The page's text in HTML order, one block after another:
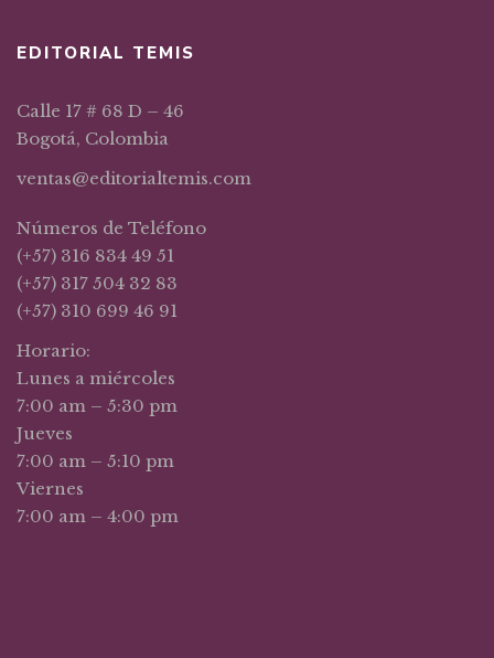
EDITORIAL TEMIS
Calle 17 # 68 D – 46
Bogotá, Colombia
ventas@editorialtemis.com
Números de Teléfono
(+57) 316 834 49 51
(+57) 317 504 32 83
(+57) 310 699 46 91
Horario:
Lunes a miércoles
7:00 am – 5:30 pm
Jueves
7:00 am – 5:10 pm
Viernes
7:00 am – 4:00 pm